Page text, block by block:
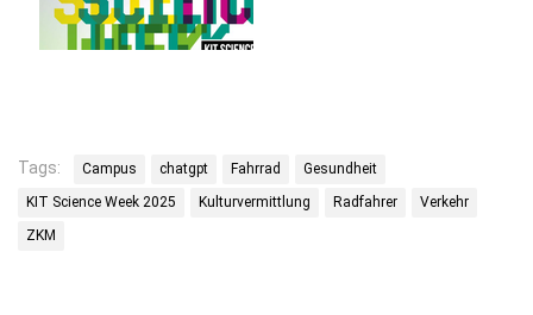
Tags: Campus chatgpt Fahrrad
Gesundheit
KIT Science Week 2025
Kulturvermittlung Radfahrer
Verkehr
ZKM